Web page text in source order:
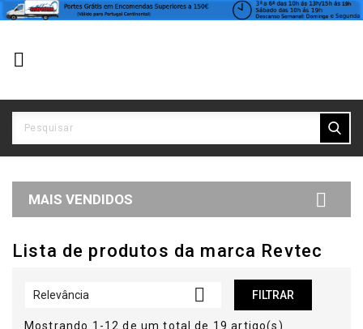

MAIS VENDIDOS 
Lista de produtos da marca Revtec
Relevância  FILTRAR
Mostrando 1-12 de um total de 19 artigo(s)